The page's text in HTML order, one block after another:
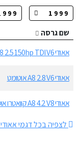
שם גרסה
אאודי A8 2.5 150hp TDI V6 אוטומט
אאודי A8 2.8 V6 אוטומט
אאודי A8 4.2 V8 קוואטרו אוטומט
לצפיה בכל דגמי אאודי A8 מכל השנים